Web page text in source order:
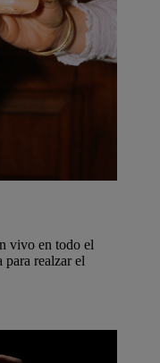
vivo en todo el
para realzar el